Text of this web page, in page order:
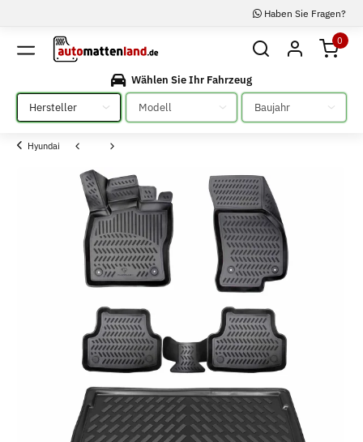
Haben Sie Fragen?
0
Wählen Sie Ihr Fahrzeug
Bitte auswählen
Bitte auswählen Bitte auswählen
Hyundai